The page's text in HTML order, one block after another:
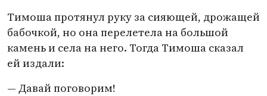
Тимоша протянул руку за сияющей, дрожащей
бабочкой, но она перелетела на большой
камень и села на него. Тогда Тимоша сказал
ей издали:
— Давай поговорим!